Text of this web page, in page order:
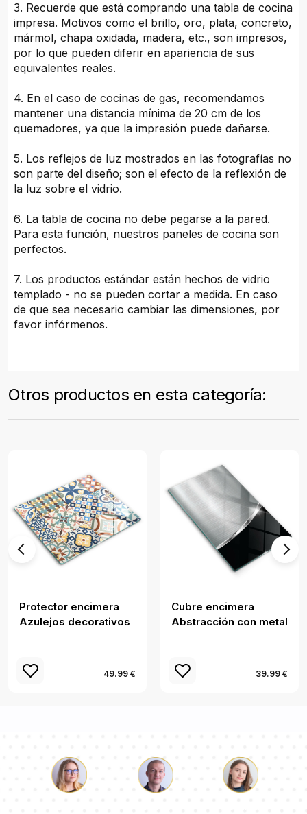
3. Recuerde que está comprando una tabla de cocina
impresa. Motivos como el brillo, oro, plata, concreto,
mármol, chapa oxidada, madera, etc., son impresos,
por lo que pueden diferir en apariencia de sus
equivalentes reales.
4. En el caso de cocinas de gas, recomendamos
mantener una distancia mínima de 20 cm de los
quemadores, ya que la impresión puede dañarse.
5. Los reflejos de luz mostrados en las fotografías no
son parte del diseño; son el efecto de la reflexión de
la luz sobre el vidrio.
6. La tabla de cocina no debe pegarse a la pared.
Para esta función, nuestros paneles de cocina son
perfectos.
7. Los productos estándar están hechos de vidrio
templado - no se pueden cortar a medida. En caso
de que sea necesario cambiar las dimensiones, por
favor infórmenos.
Otros productos en esta categoría:
Protector encimera
Azulejos decorativos
49.99 €
Cubre encimera
Abstracción con metal
39.99 €